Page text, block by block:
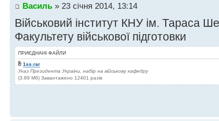
Василь » 23 січня 2014, 13:14
Військовий інститут КНУ ім. Тараса
Факультету військової підготовки
ПРИЄДНАНІ ФАЙЛИ
1ss.rar
Указ Президента України, набір на військову кафедру
(3.89 Мб) Завантажено 12401 разів